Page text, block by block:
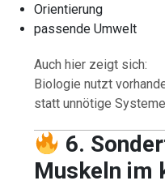
Orientierung
passende Umwelt
Auch hier zeigt sich:
Biologie nutzt
statt unnötige
6.
Muskeln im